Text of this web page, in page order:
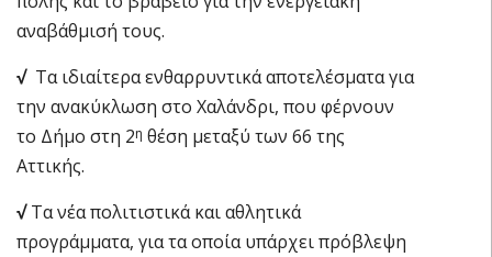
αναβάθμισή τους.
√ Τα ιδιαίτερα ενθαρρυντικά αποτελέσματα για
την ανακύκλωση στο Χαλάνδρι, που φέρνουν
το Δήμο στη 2η θέση μεταξύ των 66 της
Αττικής.
√Τα νέα πολιτιστικά και αθλητικά
προγράμματα, για τα οποία υπάρχει πρόβλεψη